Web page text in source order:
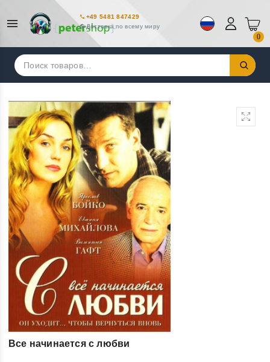
+49 5481 847429
Доставка по всему миру
0
Искать:
Все начинается с любви